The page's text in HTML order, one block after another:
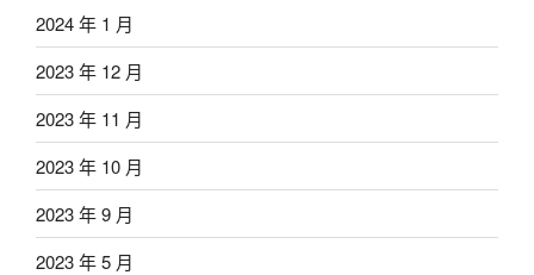
2024 年 1 月
2023 年 12 月
2023 年 11 月
2023 年 10 月
2023 年 9 月
2023 年 5 月